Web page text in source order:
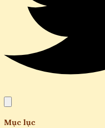
Mục lục